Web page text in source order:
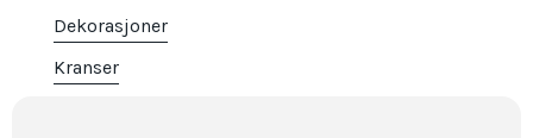
Dekorasjoner
Kranser